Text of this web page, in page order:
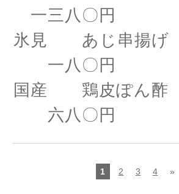
一三八〇円
氷見 あじ
一八〇円
国産 鶏皮
六八〇円
1 2 3 4 »